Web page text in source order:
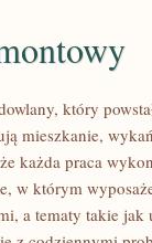
który
mieszkanie,
każda praca
w którym
a tematy takie jak